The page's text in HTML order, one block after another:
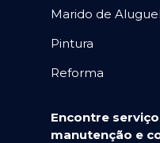
Marido de Aluguel
Pintura
Reforma
Encontre
manutenção e